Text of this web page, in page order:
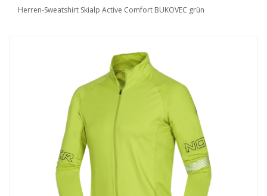
Herren-Sweatshirt Skialp Active Comfort BUKOVEC grün